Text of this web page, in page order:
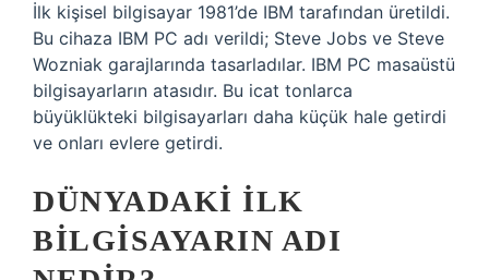
İlk kişisel bilgisayar 1981’de IBM tarafından üretildi.
Bu cihaza IBM PC adı verildi; Steve Jobs ve Steve
Wozniak garajlarında tasarladılar. IBM PC masaüstü
bilgisayarların atasıdır. Bu icat tonlarca
büyüklükteki bilgisayarları daha küçük hale getirdi
ve onları evlere getirdi.
DÜNYADAKI ILK
BILGISAYARIN ADI